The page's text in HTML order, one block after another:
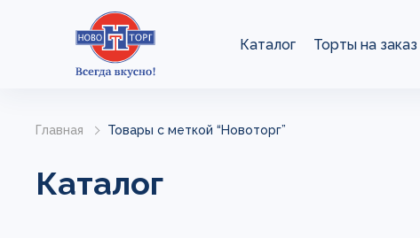
Каталог Торты на заказ
Главная Товары с меткой “Новоторг”
Каталог